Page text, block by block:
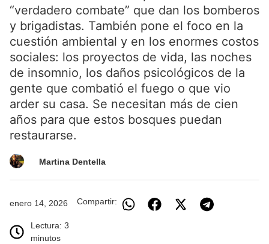
“verdadero combate” que dan los bomberos
y brigadistas. También pone el foco en la
cuestión ambiental y en los enormes costos
sociales: los proyectos de vida, las noches
de insomnio, los daños psicológicos de la
gente que combatió el fuego o que vio
arder su casa. Se necesitan más de cien
años para que estos bosques puedan
restaurarse.
Martina Dentella
enero 14, 2026
Lectura: 3
minutos
Compartir: